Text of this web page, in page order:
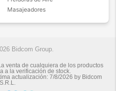
Masajeadores
Bidcom Group.
venta de cualquiera de los productos
a la verificación de stock.
actualización: 7/8/2026 by Bidcom
S.R.L.